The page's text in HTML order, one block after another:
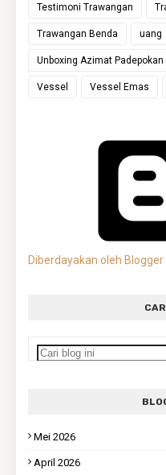
Testimoni Trawangan
Trawangan Benda uang
Unboxing Azimat
Vessel Vessel Emas
Diberdayakan oleh Blogger
Mei 2026
April 2026